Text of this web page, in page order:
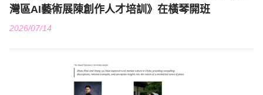
灣區AI藝術展陳創作人才培訓》在橫琴開班
2026/07/14